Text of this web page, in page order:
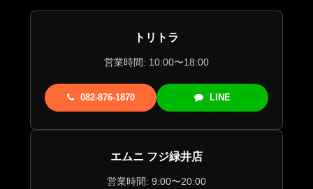
トリトラ
営業時間: 10:00〜18:00
082-876-1870 LINE
エムニ フジ緑井店
営業時間: 9:00〜20:00